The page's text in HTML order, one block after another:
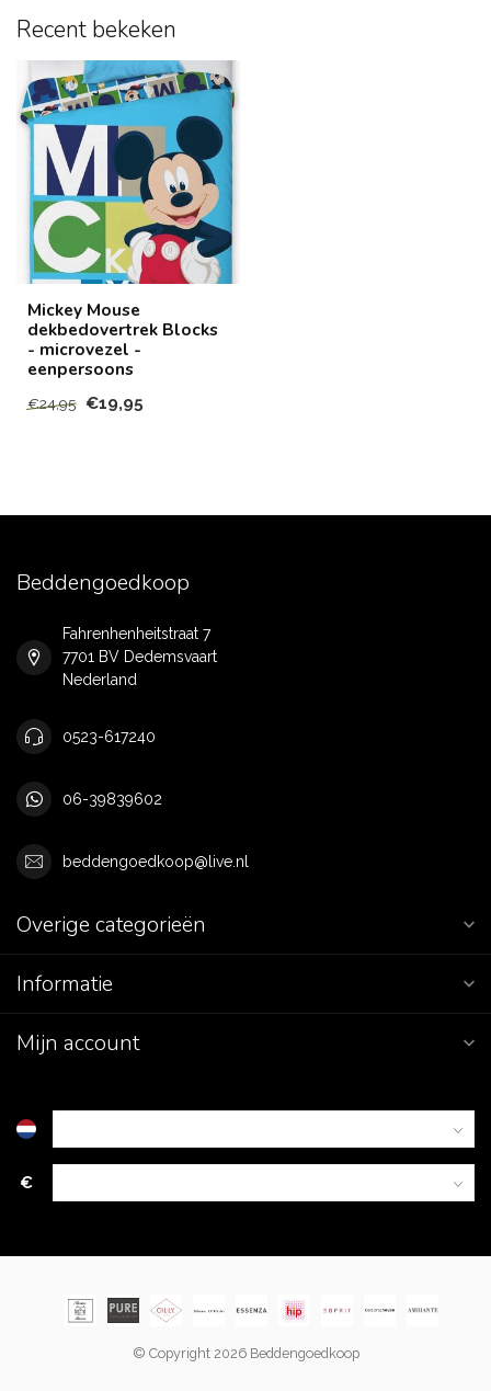
Recent bekeken
Mickey Mouse
dekbedovertrek Blocks
- microvezel -
eenpersoons
€24,95 €19,95
Beddengoedkoop
Fahrenhenheitstraat 7
7701 BV Dedemsvaart
Nederland
0523-617240
06-39839602
beddengoedkoop@live.nl
Overige categorieën
Informatie
Mijn account
€
© Copyright 2026 Beddengoedkoop